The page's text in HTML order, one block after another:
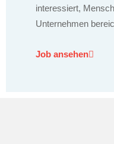
interessiert,
Unternehmen
Job ansehen